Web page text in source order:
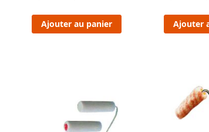
Ajouter au panier Ajouter